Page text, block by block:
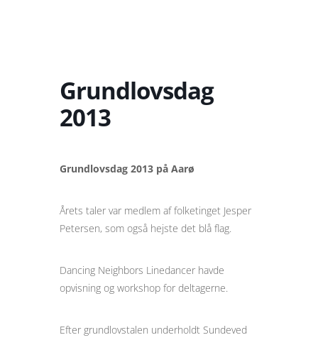
Grundlovsdag
2013
Grundlovsdag 2013 på Aarø
Årets taler var medlem af folketinget Jesper
Petersen, som også hejste det blå flag.
Dancing Neighbors Linedancer havde
opvisning og workshop for deltagerne.
Efter grundlovstalen underholdt Sundeved